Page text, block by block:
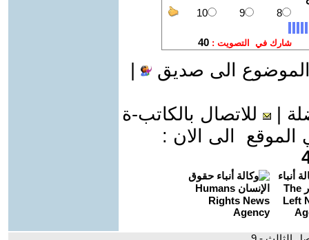
الى صديق
للاتصال بالكاتب-ة
الى الان :